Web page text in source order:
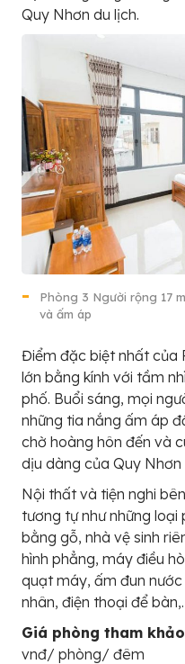
Quy Nhơn du lịch.
Phòng 3 Người rộng 17
và ấm áp
Điểm đặc biệt nhất của
lớn bằng kính với tầm
phố. Buổi sáng, mọi
những tia nắng ấm áp
chờ hoàng hôn đến và
dịu dàng của Quy
Nội thất và tiện nghi
tương tự như những
bằng gỗ, nhà vệ sinh
hình phẳng, máy điều
quạt máy, ấm đun
nhân, điện thoại để
Giá phòng tham khảo
vnđ/ phòng/ đêm